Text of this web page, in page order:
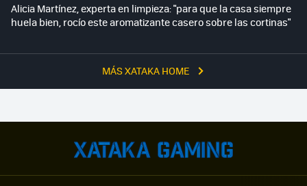
MÁS XATAKA HOME
Alicia Martínez, experta en limpieza: "para que la casa siempre
huela bien, rocío este aromatizante casero sobre las cortinas"